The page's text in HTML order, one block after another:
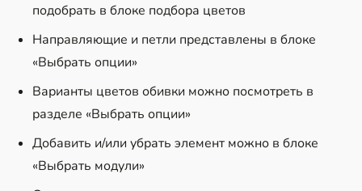
подобрать в блоке подбора цветов
Направляющие и петли представлены в блоке
«Выбрать опции»
Варианты цветов обивки можно посмотреть в
разделе «Выбрать опции»
Добавить и/или убрать элемент можно в блоке
«Выбрать модули»